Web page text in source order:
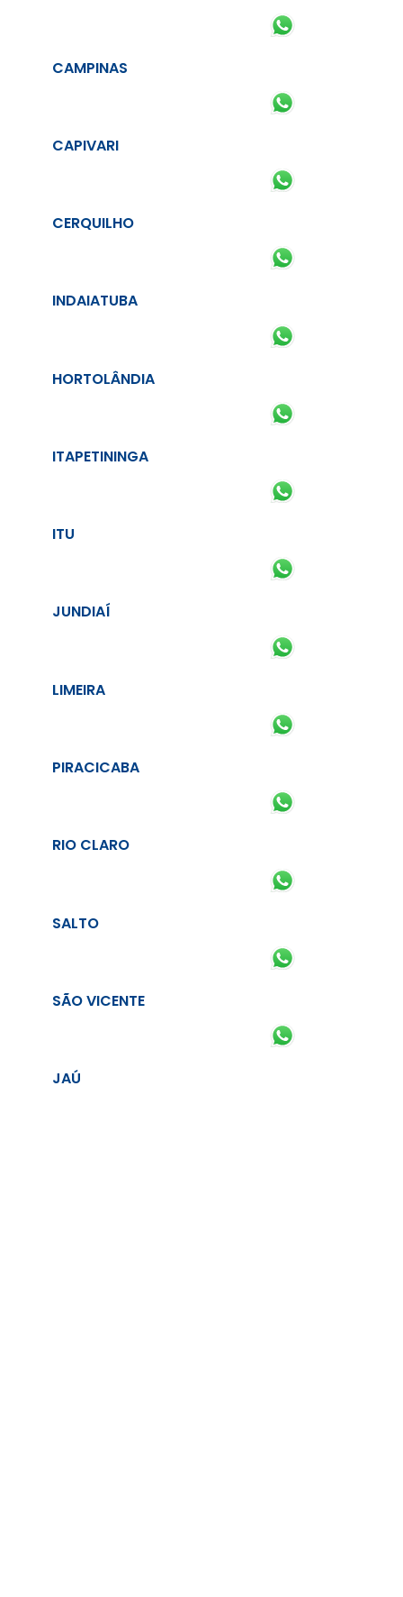
CAMPINAS
CAPIVARI
CERQUILHO
INDAIATUBA
HORTOLÂNDIA
ITAPETININGA
ITU
JUNDIAÍ
LIMEIRA
PIRACICABA
RIO CLARO
SALTO
SÃO VICENTE
JAÚ